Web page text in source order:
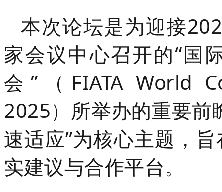
本次论坛是为迎接
家会议中心召开的“国
会”（FIATA World
2025）所举办的重要前
速适应”为核心主题，
实建议与合作平台。